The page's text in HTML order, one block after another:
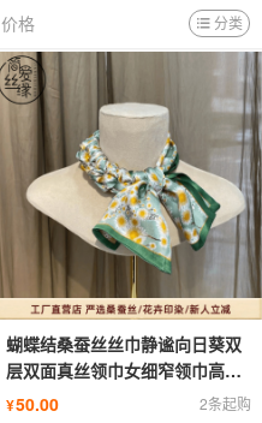
价格 分类
蝴蝶结桑蚕丝丝巾静谧向日葵双
层双面真丝领巾女细窄领巾高级
飘带
¥50.00 2条起购